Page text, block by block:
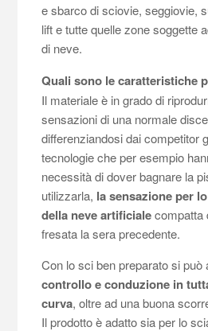
e sbarco di sciovie, seggiovie,
lift e tutte quelle zone soggette
di neve.
Quali sono le caratteristiche
Il materiale è in grado di
sensazioni di una normale
differenziandosi dai competitor
tecnologie che per esempio
necessità di dover bagnare la
utilizzarla, la sensazione per
della neve artificialecompatta
fresata la sera precedente.
Con lo sci ben preparato si
controllo e conduzione in
curva, oltre ad una buona
Il prodotto è adatto sia per lo